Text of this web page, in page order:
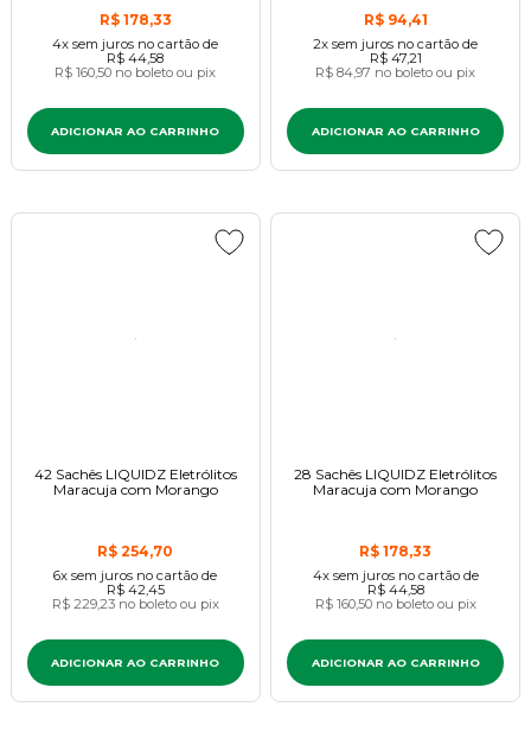
R$ 178,33
4x sem juros no cartão de
R$ 44,58
R$ 160,50 no boleto ou pix
ADICIONAR AO CARRINHO
R$ 94,41
2x sem juros no cartão de
R$ 47,21
R$ 84,97 no boleto ou pix
ADICIONAR AO CARRINHO
42 Sachês LIQUIDZ Eletrólitos
Maracuja com Morango
R$ 254,70
6x sem juros no cartão de
R$ 42,45
R$ 229,23 no boleto ou pix
ADICIONAR AO CARRINHO
28 Sachês LIQUIDZ Eletrólitos
Maracuja com Morango
R$ 178,33
4x sem juros no cartãode
R$ 44,58
R$ 160,50 no boleto ou pix
ADICIONAR AO CARRINHO